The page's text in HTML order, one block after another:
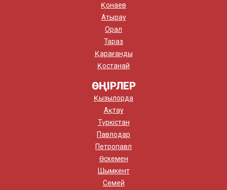
Қонаев
Атырау
Орал
Тараз
Қарағанды
Қостанай
ӨҢІРЛЕР
Қызылорда
Ақтау
Түркістан
Павлодар
Петропавл
Өскемен
Шымкент
Семей